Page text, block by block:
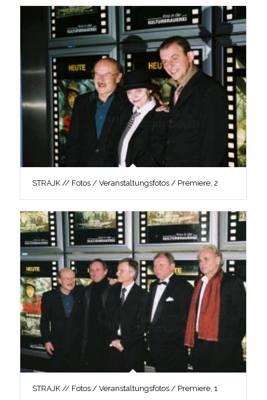
STRAJK // Fotos / Veranstaltungsfotos / Premiere, 2
STRAJK // Fotos / Veranstaltungsfotos / Premiere, 1